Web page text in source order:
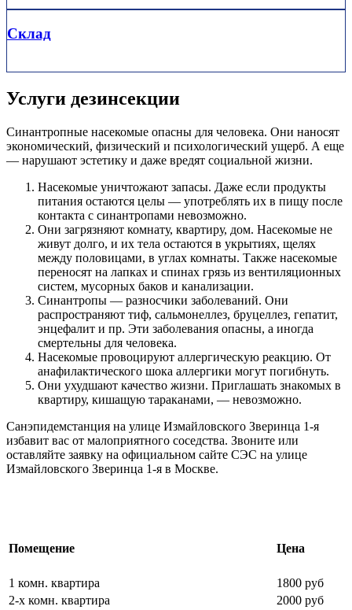
Склад
Услуги дезинсекции
Синантропные насекомые опасны для человека. Они наносят
экономический, физический и психологический ущерб. А еще
— нарушают эстетику и даже вредят социальной жизни.
Насекомые уничтожают запасы. Даже если продукты
питания остаются целы — употреблять их в пищу после
контакта с синантропами невозможно.
Они загрязняют комнату, квартиру, дом. Насекомые не
живут долго, и их тела остаются в укрытиях, щелях
между половицами, в углах комнаты. Также насекомые
переносят на лапках и спинах грязь из вентиляционных
систем, мусорных баков и канализации.
Синантропы — разносчики заболеваний. Они
распространяют тиф, сальмонеллез, бруцеллез, гепатит,
энцефалит и пр. Эти заболевания опасны, а иногда
смертельны для человека.
Насекомые провоцируют аллергическую реакцию. От
анафилактического шока аллергики могут погибнуть.
Они ухудшают качество жизни. Приглашать знакомых в
квартиру, кишащую тараканами, — невозможно.
Санэпидемстанция на улице Измайловского Зверинца 1-я
избавит вас от малоприятного соседства. Звоните или
оставляйте заявку на официальном сайте СЭС на улице
Измайловского Зверинца 1-я в Москве.
Помещение Цена
1 комн. квартира
1800 руб
2-х комн. квартира
2000 руб